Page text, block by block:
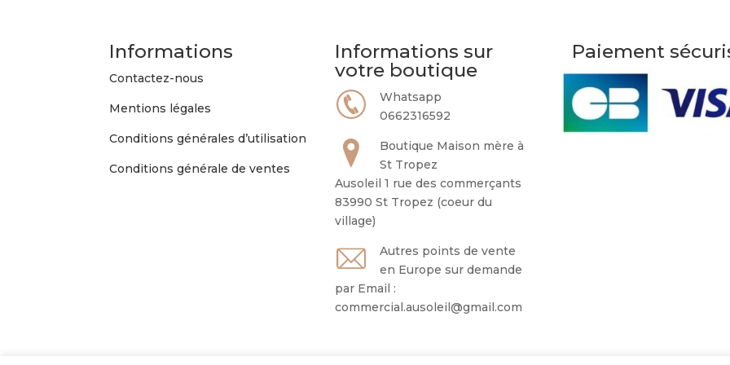
Informations
Contactez-nous
Mentions légales
Conditions générales d’utilisation
Conditions générale de ventes
Informations sur
votre boutique
Whatsapp
0662316592
Boutique Maison mère à
St Tropez
Ausoleil 1 rue des commerçants
83990 St Tropez (coeur du
village)
Autres points de vente
en Europe sur demande
par Email :
commercial.ausoleil@gmail.com
Paiement